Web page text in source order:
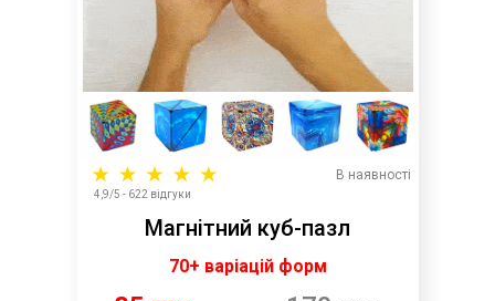
В наявності
4,9/5 - 622 відгуки
70+ варіацій форм
Магнітний куб-пазл